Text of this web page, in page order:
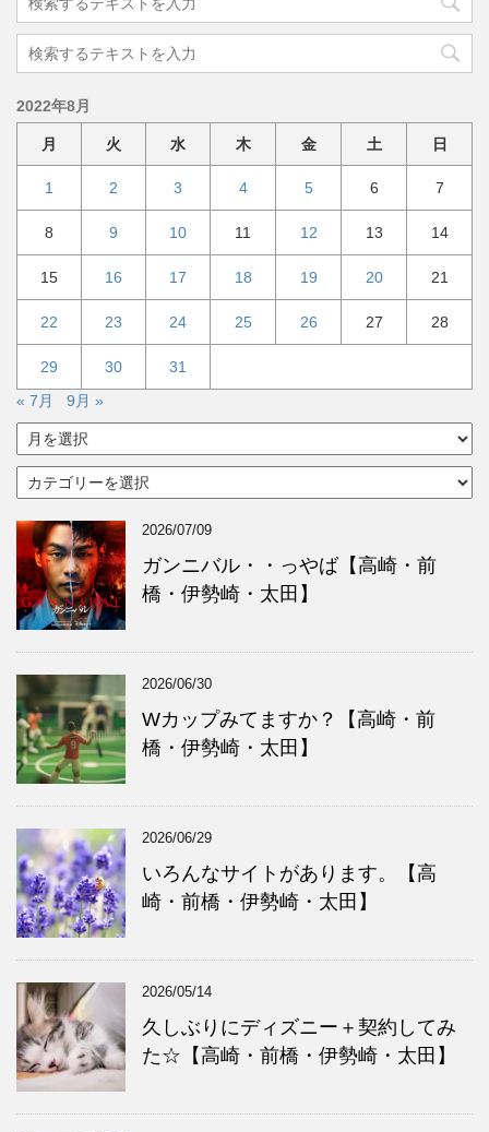
2022年8月
月 火 水 木 金 土 日
1 2 3 4 5 6 7
8 9 10 11 12 13 14
15 16 17 18 19 20 21
22 23 24 25 26 27 28
29 30
31
« 7月
9月 »
ー
イ
ブ
テ
ゴ
ー
2026/07/09
ガンニバル・・っやば【高崎・前
橋・伊勢崎・太田】
2026/06/30
Wカップみてますか？【高崎・前
橋・伊勢崎・太田】
2026/06/29
いろんなサイトがあります。【高
崎・前橋・伊勢崎・太田】
2026/05/14
久しぶりにディズニー＋契約してみ
た☆【高崎・前橋・伊勢崎・太田】